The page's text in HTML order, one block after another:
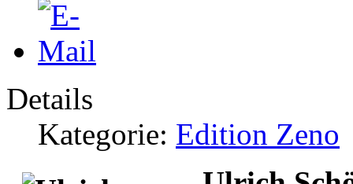
Details
Kategorie: Edition Zeno